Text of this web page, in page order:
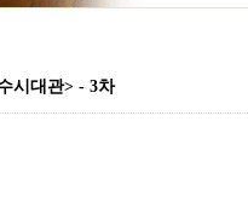
시대관> - 3차